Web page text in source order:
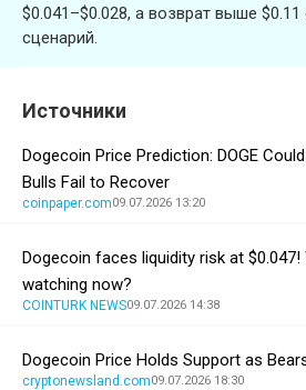
$0.041–$0.028, а возврат выше
сценарий.
Источники
Dogecoin Price Prediction: DOGE
Bulls Fail to Recover
coinpaper.com09.07.2026 13:20
Dogecoin faces liquidity risk at
watching now?
COINTURK NEWS09.07.2026 14:38
Dogecoin Price Holds Support as
cryptonewsland.com09.07.2026 18:30